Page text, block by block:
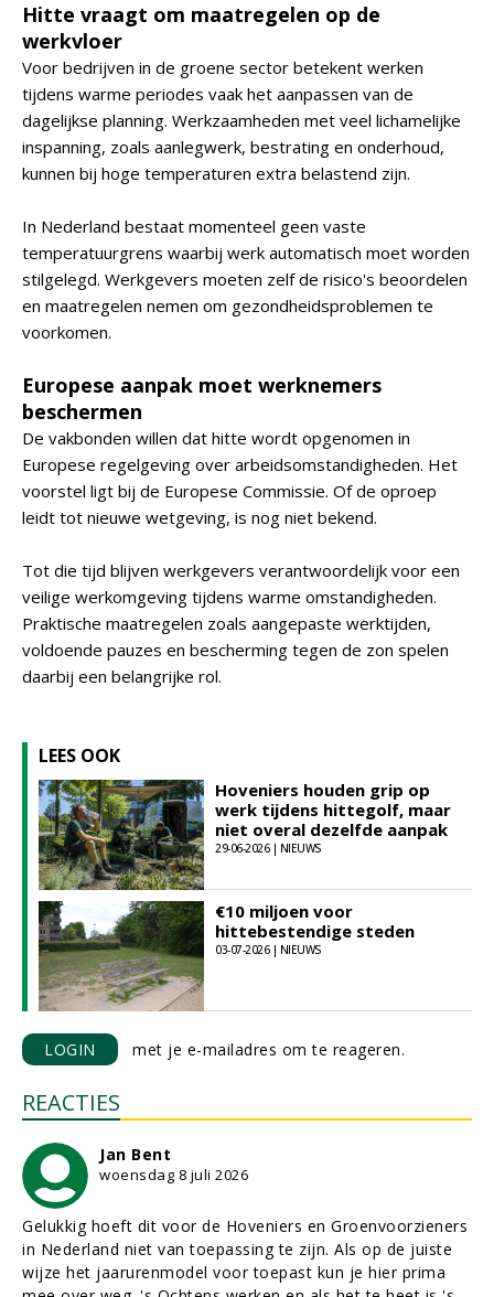
Hitte vraagt om maatregelen op de
werkvloer
Voor bedrijven in de groene sector betekent werken
tijdens warme periodes vaak het aanpassen van de
dagelijkse planning. Werkzaamheden met veel lichamelijke
inspanning, zoals aanlegwerk, bestrating en onderhoud,
kunnen bij hoge temperaturen extra belastend zijn.
In Nederland bestaat momenteel geen vaste
temperatuurgrens waarbij werk automatisch moet worden
stilgelegd. Werkgevers moeten zelf de risico's beoordelen
en maatregelen nemen om gezondheidsproblemen te
voorkomen.
Europese aanpak moet werknemers
beschermen
De vakbonden willen dat hitte wordt opgenomen in
Europese regelgeving over arbeidsomstandigheden. Het
voorstel ligt bij de Europese Commissie. Of de oproep
leidt tot nieuwe wetgeving, is nog niet bekend.
Tot die tijd blijven werkgevers verantwoordelijk voor een
veilige werkomgeving tijdens warme omstandigheden.
Praktische maatregelen zoals aangepaste werktijden,
voldoende pauzes en bescherming tegen de zon spelen
daarbij een belangrijke rol.
LEES OOK
Hoveniers houden grip op
werk tijdens hittegolf, maar
niet overal dezelfde aanpak
29-06-2026 | NIEUWS
€10 miljoen voor
hittebestendige steden
03-07-2026 | NIEUWS
LOGIN met je e-mailadres om te reageren.
REACTIES
Jan Bent
woensdag 8 juli 2026
Gelukkig hoeft dit voor de Hoveniers en Groenvoorzieners
in Nederland niet van toepassing te zijn. Als op de juiste
wijze het jaarurenmodel voor toepast kun je hier prima